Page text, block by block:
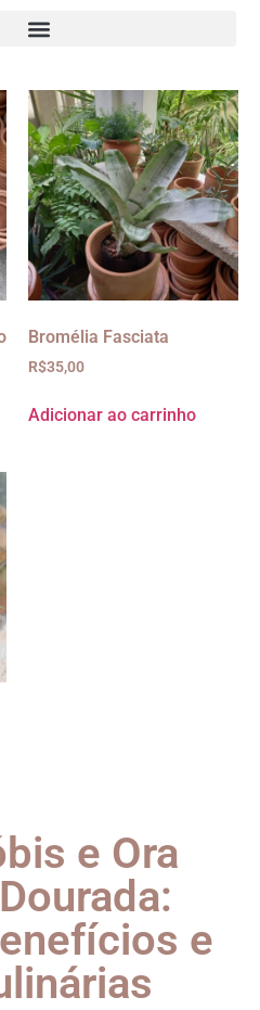
Bromélia Fasciata
R$35,00
Adicionar ao carrinho
e Ora
e